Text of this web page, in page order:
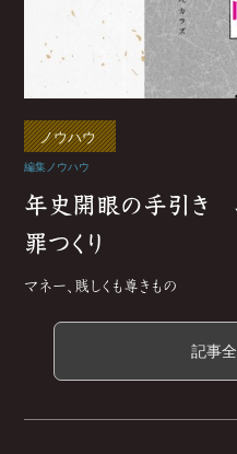
ノウハウ
編集ノウハウ
年史開眼の手引き
罪つくり
マネー、賎しくも尊きもの
記事